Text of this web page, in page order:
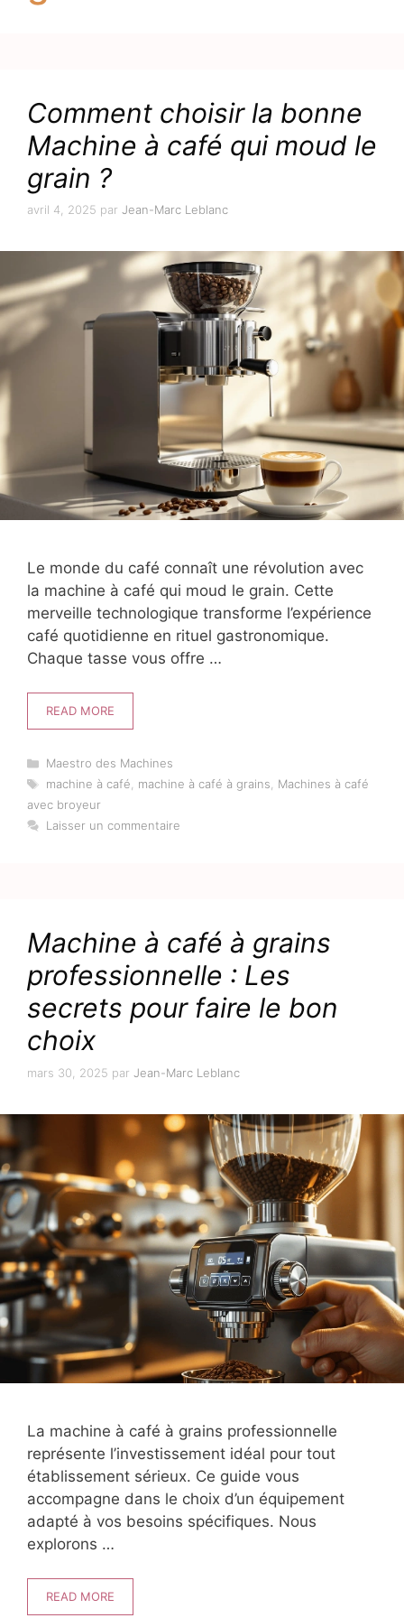
Comment choisir la bonne
Machine à café qui moud le
grain ?
avril 4, 2025 par Jean-Marc Leblanc
Le monde du café connaît une révolution avec
la machine à café qui moud le grain. Cette
merveille technologique transforme l’expérience
café quotidienne en rituel gastronomique.
Chaque tasse vous offre …
READ MORE
Catégories
Maestro des Machines
Étiquettes
machine à café, machine à café à grains, Machines à café
avec broyeur
Laisser un commentaire
Machine à café à grains
professionnelle : Les
secrets pour faire le bon
choix
mars 30, 2025 par Jean-Marc Leblanc
La machine à café à grains professionnelle
représente l’investissement idéal pour tout
établissement sérieux. Ce guide vous
accompagne dans le choix d’un équipement
adapté à vos besoins spécifiques. Nous
explorons …
READ MORE